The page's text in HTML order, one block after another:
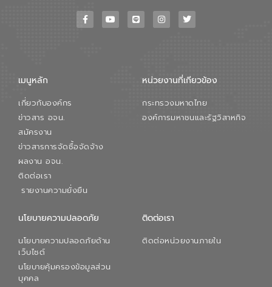
เพื่อสนับสนุนการพัฒนาเมืองอย่างยั่งยืน
ขณะที่ นายบดินทร์ อุดล กรรมการผู้อำนวย
สมดุลทางเศรษฐกิจและสิ่งแวดล้อมได้อย่าง
ภาคเอกชนในครั้งนี้ นับเป็นก้าวสำคัญของ
องค์การจัดการน้ำเสีย (อจน.) ในการร่วมวาง
เมนูหลัก
เกี่ยวกับองค์กร
ข่าวสาร อจน.
สมัครงาน
ข่าวสารการจัดซื้อจัดจ้าง
ผลงาน อจน.
ติดต่อเรา
รายงานความยั่งยืน
หน่วยงานที่เกียวข้อง
กระทรวงมหาดไทย
องค์การมหาชนและรัฐวิสาหกิจ
นโยบายความปลอดภัย
นโยบายความปลอดภัยด้าน
เว็บไซต์
นโยบายคุ้มครองข้อมูลส่วน
บุคคล
ติดต่อเรา
ติดต่อหน่วยงานภายใน